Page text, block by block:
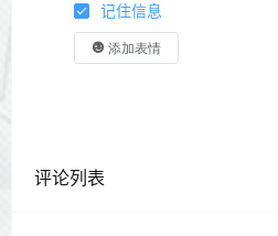
记住信息
添加表情
评论列表